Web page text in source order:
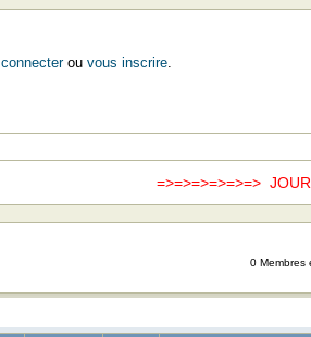
ou vous inscrire.
=>=>=>=>=>=>
0 Membres